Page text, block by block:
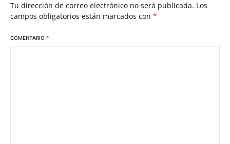
Tu dirección de correo electrónico no será publicada. Los
campos obligatorios están marcados con *
COMENTARIO *